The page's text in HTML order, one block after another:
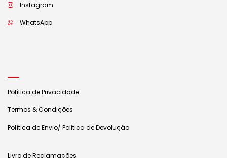
Instagram
WhatsApp
Política de Privacidade
Termos & Condições
Política de Envio/ Politica de Devolução
Livro de Reclamações